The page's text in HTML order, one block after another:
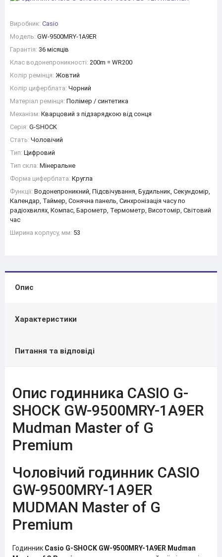
Виробник: Casio
Модель: GW-9500MRY-1A9ER
Гарантія: 36 місяців
Клас водонепроникності: 200m = WR200
Колір ремінця: Жовтий
Колір циферблата: Чорний
Матеріал ремінця: Полімер / синтетика
Механізм: Кварцовий з підзарядкою від сонця
Серія: G-SHOCK
Стать: Чоловічий
Тип: Цифровий
Тип скла: Мінеральне
Форма циферблата: Кругла
Функції: Водонепроникний, Підсвічування, Будильник, Секундомір,
Календар, Таймер, Сонячна панель, Синхронізація часу по
радіохвилях, Компас, Барометр, Термометр, Висотомір, Світовий
час
Ширина корпусу, мм: 53
Опис
Характеристики
Питання та відповіді
Опис годинника CASIO G-
SHOCK GW-9500MRY-1A9ER
Mudman Master of G
Premium
Чоловічий годинник CASIO
GW-9500MRY-1A9ER
MUDMAN Master of G
Premium
Годинник Casio G-SHOCK GW-9500MRY-1A9ER Mudman